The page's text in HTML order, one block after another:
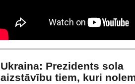
Ukraina: Prezidents sola
aizstāvību tiem, kuri